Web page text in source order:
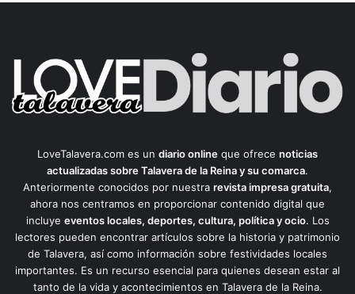
LoveTalavera.com es un diario online que ofrece noticias
actualizadas sobre Talavera de la Reina y su comarca.
Anteriormente conocidos por nuestra revista impresa gratuita,
ahora nos centramos en proporcionar contenido digital que
incluye eventos locales, deportes, cultura, política y ocio. Los
lectores pueden encontrar artículos sobre la historia y patrimonio
de Talavera, así como información sobre festividades locales
importantes. Es un recurso esencial para quienes desean estar al
tanto de la vida y acontecimientos en Talavera de la Reina.